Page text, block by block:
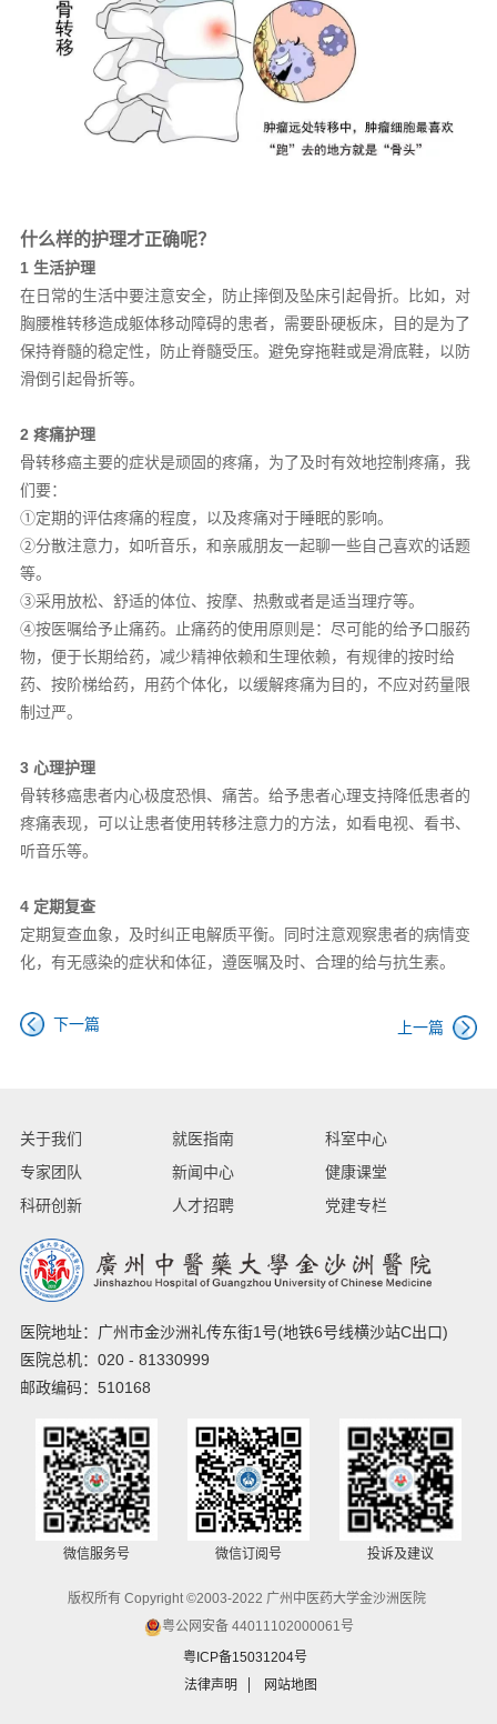
什么样的护理才正确呢？
1 生活护理
在日常的生活中要注意安全，防止摔倒及坠床引起骨折。比如，对
胸腰椎转移造成躯体移动障碍的患者，需要卧硬板床，目的是为了
保持脊髓的稳定性，防止脊髓受压。避免穿拖鞋或是滑底鞋，以防
滑倒引起骨折等。
2 疼痛护理
骨转移癌主要的症状是顽固的疼痛，为了及时有效地控制疼痛，我
们要：
①定期的评估疼痛的程度，以及疼痛对于睡眠的影响。
②分散注意力，如听音乐，和亲戚朋友一起聊一些自己喜欢的话题
等。
③采用放松、舒适的体位、按摩、热敷或者是适当理疗等。
④按医嘱给予止痛药。止痛药的使用原则是：尽可能的给予口服药
物，便于长期给药，减少精神依赖和生理依赖，有规律的按时给
药、按阶梯给药，用药个体化，以缓解疼痛为目的，不应对药量限
制过严。
3 心理护理
骨转移癌患者内心极度恐惧、痛苦。给予患者心理支持降低患者的
疼痛表现，可以让患者使用转移注意力的方法，如看电视、看书、
听音乐等。
4 定期复查
定期复查血象，及时纠正电解质平衡。同时注意观察患者的病情变
化，有无感染的症状和体征，遵医嘱及时、合理的给与抗生素。
下一篇 上一篇
关于我们 就医指南
科室中心
专家团队
新闻中心
健康课堂
科研创新
人才招聘 党建专栏
医院地址：广州市金沙洲礼传东街1号(地铁6号线横沙站C出口)
医院总机：020 - 81330999
邮政编码：510168
微信服务号 微信订阅号 投诉及建议
版权所有 Copyright ©2003-2022 广州中医药大学金沙洲医院
粤公网安备 44011102000061号
粤ICP备15031204号
法律声明
网站地图